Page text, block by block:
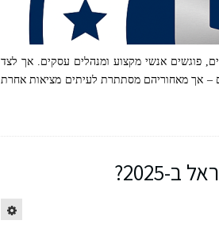
פוגשים אנשי מקצוע ומנהלים עסקים. אך לצד
– אך מאחוריהם מסתתרת לעיתים מציאות אחרת
2025?